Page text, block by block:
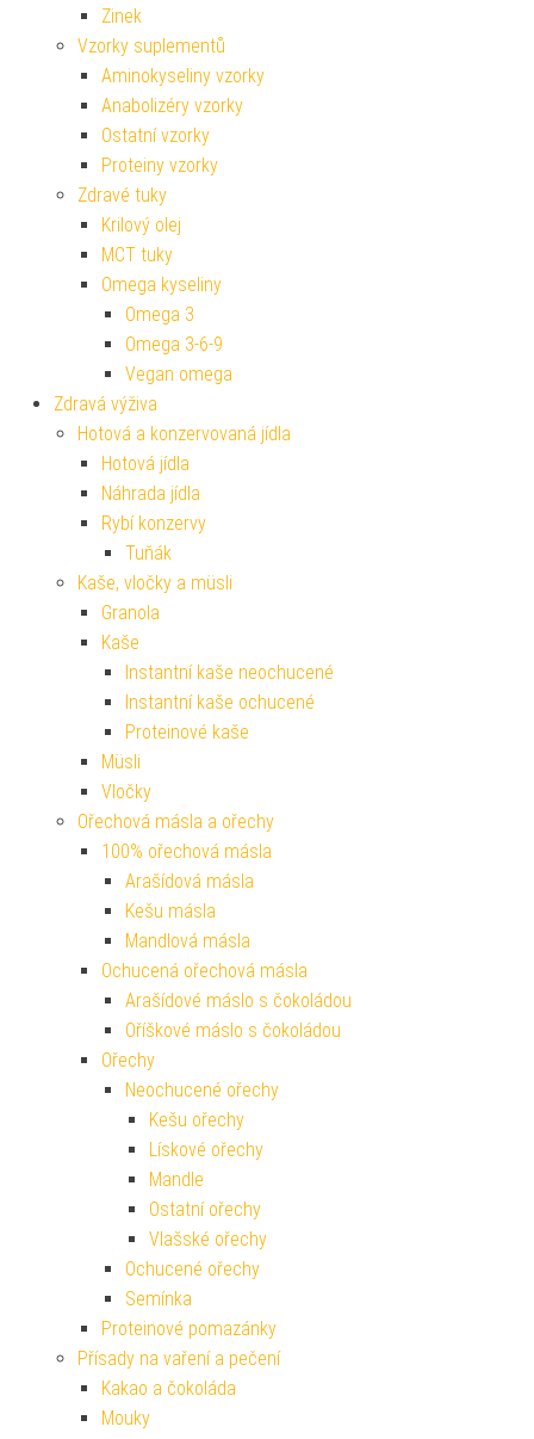
Zinek
Vzorky suplementů
Aminokyseliny vzorky
Anabolizéry vzorky
Ostatní vzorky
Proteiny vzorky
Zdravé tuky
Krilový olej
MCT tuky
Omega kyseliny
Omega 3
Omega 3-6-9
Vegan omega
Zdravá výživa
Hotová a konzervovaná jídla
Hotová jídla
Náhrada jídla
Rybí konzervy
Tuňák
Kaše, vločky a müsli
Granola
Kaše
Instantní kaše neochucené
Instantní kaše ochucené
Proteinové kaše
Müsli
Vločky
Ořechová másla a ořechy
100% ořechová másla
Arašídová másla
Kešu másla
Mandlová másla
Ochucená ořechová másla
Arašídové máslo s čokoládou
Oříškové máslo s čokoládou
Ořechy
Neochucené ořechy
Kešu ořechy
Lískové ořechy
Mandle
Ostatní ořechy
Vlašské ořechy
Ochucené ořechy
Semínka
Proteinové pomazánky
Přísady na vaření a pečení
Kakao a čokoláda
Mouky